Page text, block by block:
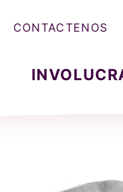
CONTACTENOS